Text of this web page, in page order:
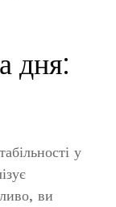
дня:
у
ви